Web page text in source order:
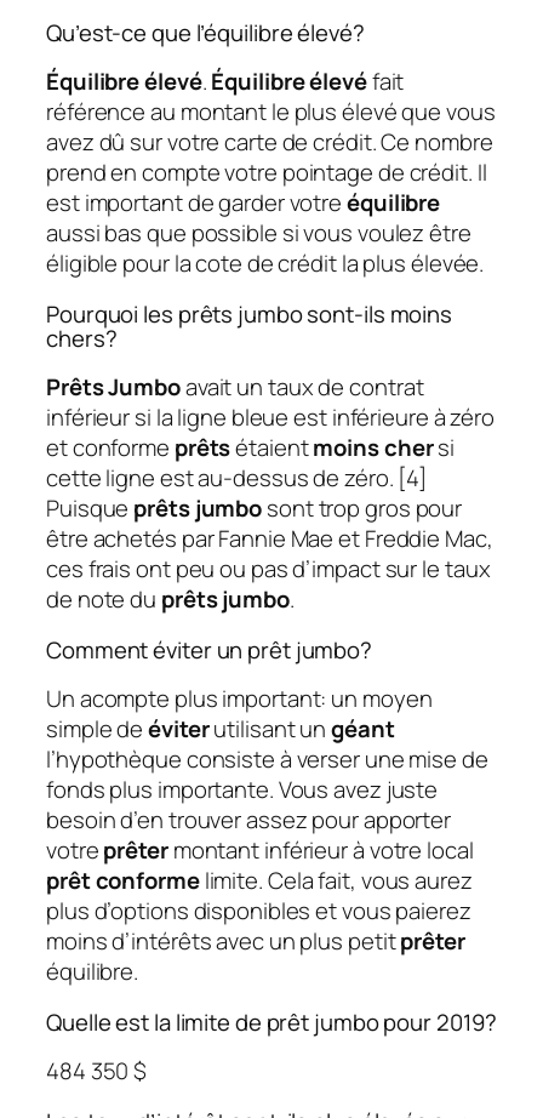
Qu’est-ce que l’équilibre élevé?
Équilibre élevé.Équilibre élevéfait
référence au montant le plus élevé que vous
avez dû sur votre carte de crédit. Ce nombre
prend en compte votre pointage de crédit. Il
est important de garder votreéquilibre
aussi bas que possible si vous voulez être
éligible pour la cote de crédit la plus élevée.
Pourquoi les prêts jumbo sont-ils moins
chers?
Prêts Jumboavait un taux de contrat
inférieur si la ligne bleue est inférieure à zéro
et conforme prêtsétaientmoins chersi
cette ligne est au-dessus de zéro. [4]
Puisque prêts jumbosont trop gros pour
être achetés par Fannie Mae et Freddie Mac,
ces frais ont peu ou pas d’impact sur le taux
de note du prêts jumbo.
Comment éviter un prêt jumbo?
Un acompte plus important: un moyen
simple deéviterutilisant ungéant
l’hypothèque consiste à verser une mise de
fonds plus importante. Vous avez juste
besoin d’en trouver assez pour apporter
votreprêtermontant inférieur à votre local
prêt conformelimite. Cela fait, vous aurez
plus d’options disponibles et vous paierez
moins d’intérêts avec un plus petitprêter
équilibre.
Quelle est la limite de prêt jumbo pour 2019?
484 350 $